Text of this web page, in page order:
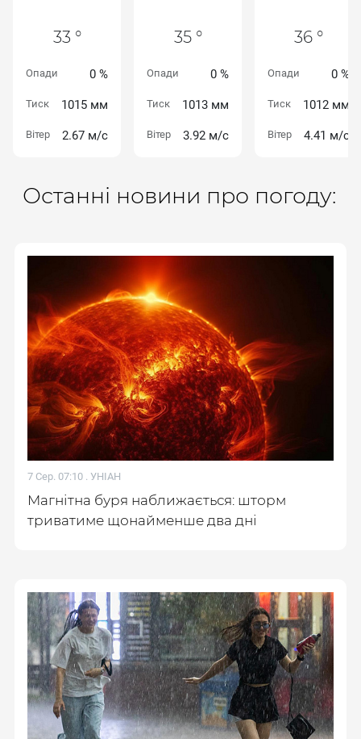
33 °
Опади 0 %
Тиск 1015 мм
Вітер 2.67 м/с
35 °
Опади 0 %
Тиск 1013 мм
Вітер 3.92 м/с
36 °
Опади 0 %
Тиск 1012 мм
Вітер 4.41 м/с
Останні новини про погоду:
7 Сер. 07:10 . УНІАН
Магнітна буря наближається: шторм
триватиме щонайменше два дні